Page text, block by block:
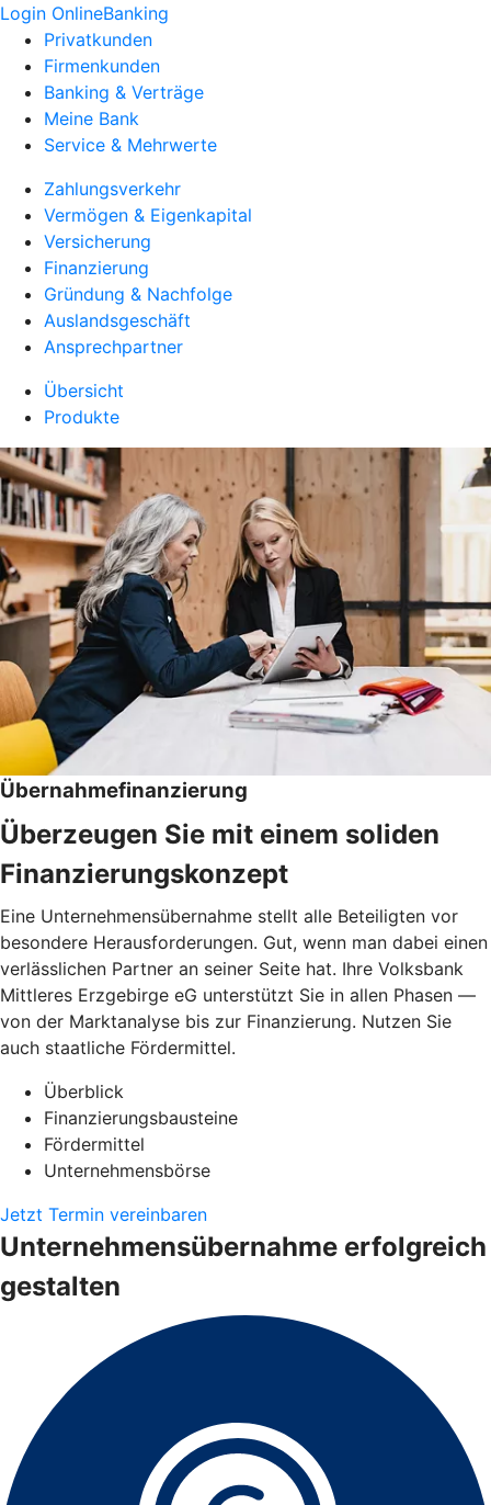
Login OnlineBanking
Privatkunden
Firmenkunden
Banking & Verträge
Meine Bank
Service & Mehrwerte
Zahlungsverkehr
Vermögen & Eigenkapital
Versicherung
Finanzierung
Gründung & Nachfolge
Auslandsgeschäft
Ansprechpartner
Übersicht
Produkte
Übernahmefinanzierung
Überzeugen Sie mit einem soliden
Finanzierungskonzept
Eine Unternehmensübernahme stellt alle Beteiligten vor
besondere Herausforderungen. Gut, wenn man dabei einen
verlässlichen Partner an seiner Seite hat. Ihre Volksbank
Mittleres Erzgebirge eG unterstützt Sie in allen Phasen —
von der Marktanalyse bis zur Finanzierung. Nutzen Sie
auch staatliche Fördermittel.
Überblick
Finanzierungsbausteine
Fördermittel
Unternehmensbörse
Jetzt Termin vereinbaren
Unternehmensübernahme erfolgreich
gestalten